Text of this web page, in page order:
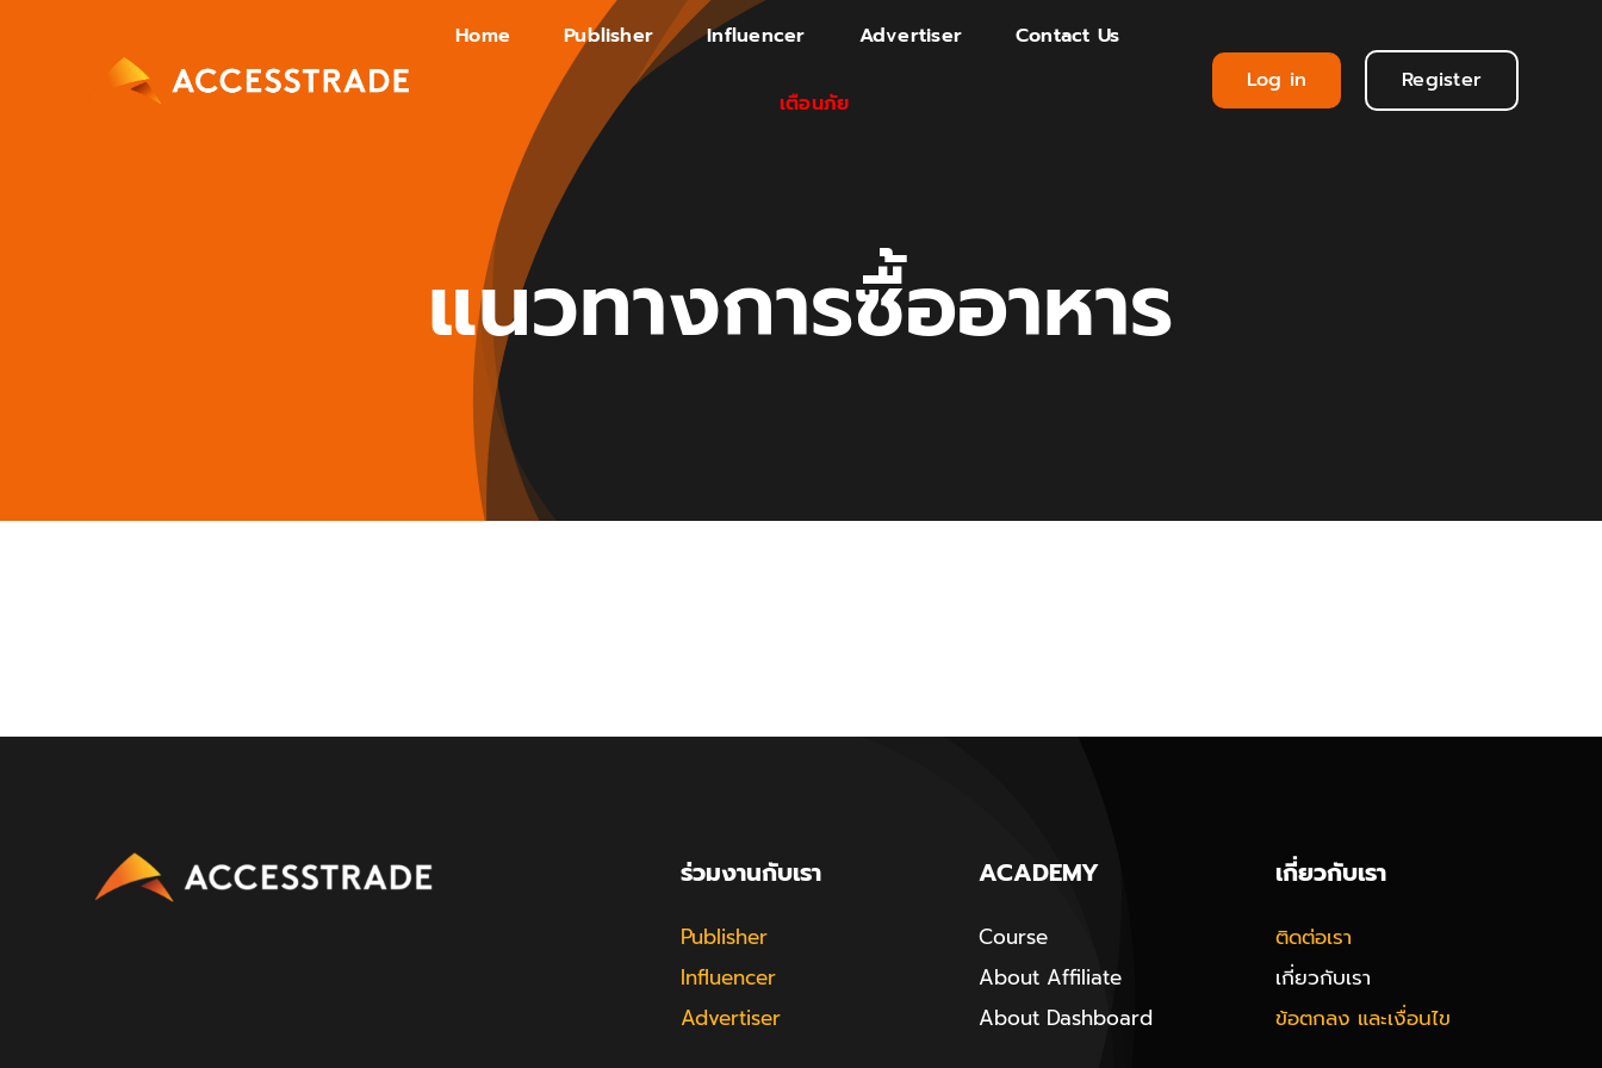
Home Publisher Influencer Advertiser Contact Us
เตือนภัย
Log in Register
แนวทางการซื้ออาหาร
ร่วมงานกับเรา
Publisher
Influencer
Advertiser
ACADEMY
Course
About Affiliate
About Dashboard
เกี่ยวกับเรา
ติดต่อเรา
เกี่ยวกับเรา
ข้อตกลง และเงื่อนไข